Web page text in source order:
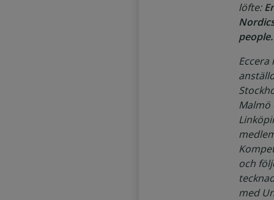
löfte:
people.
Eccera
Malmö
och
med